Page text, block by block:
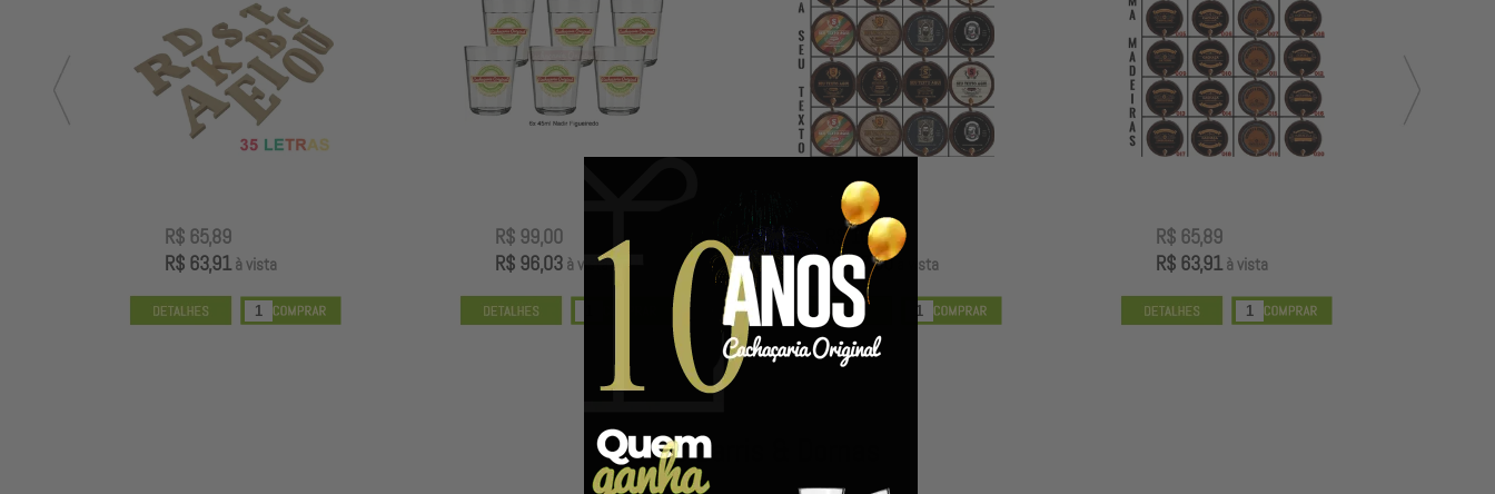
R$ 65,89
R$ 63,91à vista
R$ 99,00
R$ 96,03à vista
R$ 100,00
R$ 97,00à vista
R$ 65,89
R$ 63,91à vista
Nossos Barris & Dornas